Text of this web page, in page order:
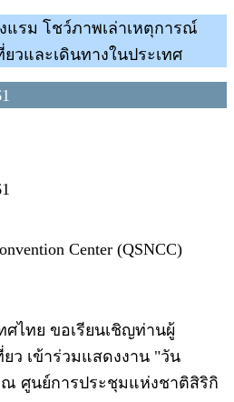
แรม โชว์ภาพเล่าเหตุการณ์
วและเดินทางในประเทศ
Center (QSNCC)
ศไทย ขอเรียนเชิญท่านผู้
ว เข้าร่วมแสดงงาน "วัน
ณ ศูนย์การประชุมแห่งชาติสิริกิ